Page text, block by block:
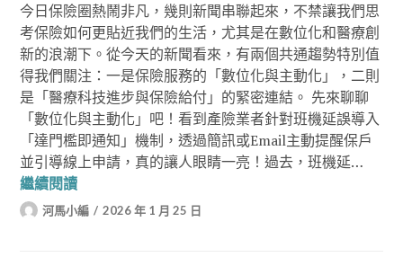
今日保險圈熱鬧非凡，幾則新聞串聯起來，不禁讓我們思
考保險如何更貼近我們的生活，尤其是在數位化和醫療創
新的浪潮下。從今天的新聞看來，有兩個共通趨勢特別值
得我們關注：一是保險服務的「數位化與主動化」，二則
是「醫療科技進步與保險給付」的緊密連結。 先來聊聊
「數位化與主動化」吧！看到產險業者針對班機延誤導入
「達門檻即通知」機制，透過簡訊或Email主動提醒保戶
並引導線上申請，真的讓人眼睛一亮！過去，班機延…
繼續閱讀保險要聞｜2026/01/25
河馬小編 2026 年 1 月 25 日